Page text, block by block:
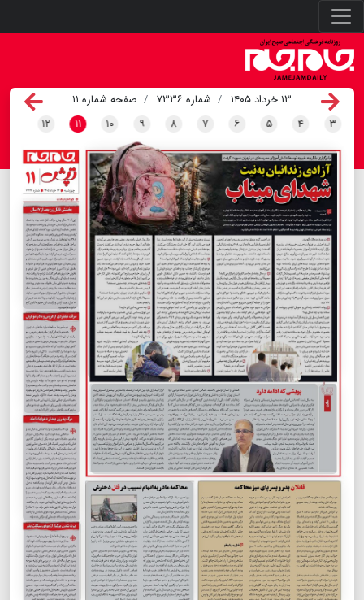
۱۳ خرداد ۱۴۰۵ شماره ۷۳۳۶
صفحه شماره ۱۱
۳ ۴ ۵ ۶ ۷ ۸ ۹ ۱۰ ۱۱ ۱۲